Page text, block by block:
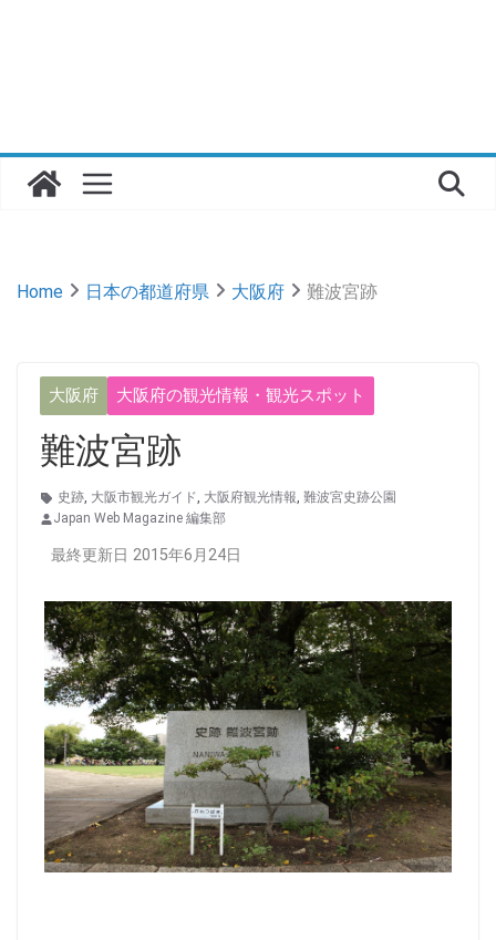
Home 日本の都道府県 大阪府 難波宮跡
大阪府 大阪府の観光情報・観光スポット
難波宮跡
史跡, 大阪市観光ガイド, 大阪府観光情報, 難波宮史跡公園
Japan Web Magazine 編集部
最終更新日 2015年6月24日